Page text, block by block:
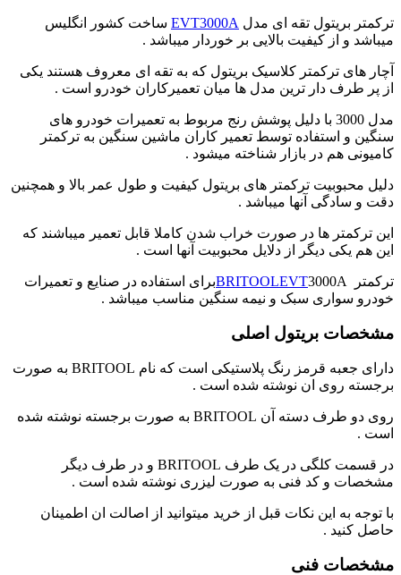
ترکمتر بریتول تقه ای مدل EVT3000A ساخت کشور انگلیس
میباشد و از کیفیت بالایی بر خوردار میباشد .
آچار های ترکمتر کلاسیک بریتول که به تقه ای معروف هستند یکی
از پر طرف دار ترین مدل ها میان تعمیرکاران خودرو است .
مدل 3000 با دلیل پوشش رنج مربوط به تعمیرات خودرو های
سنگین و استفاده توسط تعمیر کاران ماشین سنگین به ترکمتر
کامیونی هم در بازار شناخته میشود .
دلیل محبوبیت ترکمتر های بریتول کیفیت و طول عمر بالا و همچنین
دقت و سادگی آنها میباشد .
این ترکمتر ها در صورت خراب شدن کاملا قابل تعمیر میباشند که
این هم یکی دیگر از دلایل محبوبیت آنها است .
ترکمتر BRITOOLEVT3000Aبرای استفاده در صنایع و تعمیرات
خودرو سواری سبک و نیمه سنگین مناسب میباشد .
مشخصات بریتول اصلی
دارای جعبه قرمز رنگ پلاستیکی است که نام BRITOOL به صورت
برجسته روی ان نوشته شده است .
روی دو طرف دسته آن BRITOOL به صورت برجسته نوشته شده
است .
در قسمت کلگی در یک طرف BRITOOL و در طرف دیگر
مشخصات و کد فنی به صورت لیزری نوشته شده است .
با توجه به این نکات قبل از خرید میتوانید از اصالت ان اطمینان
حاصل کنید .
مشخصات فنی